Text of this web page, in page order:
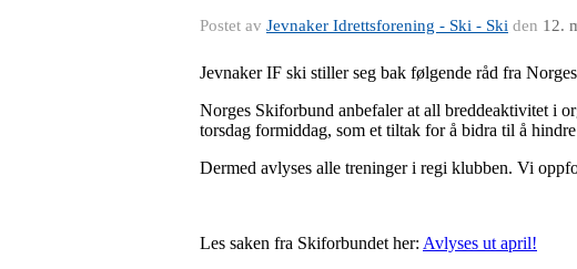
Postet av Jevnaker Idrettsforening - Ski - Ski den 12.
Jevnaker IF ski stiller seg bak følgende råd fra
Norges Skiforbund anbefaler at all breddeaktivitet i
torsdag formiddag, som et tiltak for å bidra til å
Dermed avlyses alle treninger i regi klubben. Vi
Les saken fra Skiforbundet her: Avlyses ut april!